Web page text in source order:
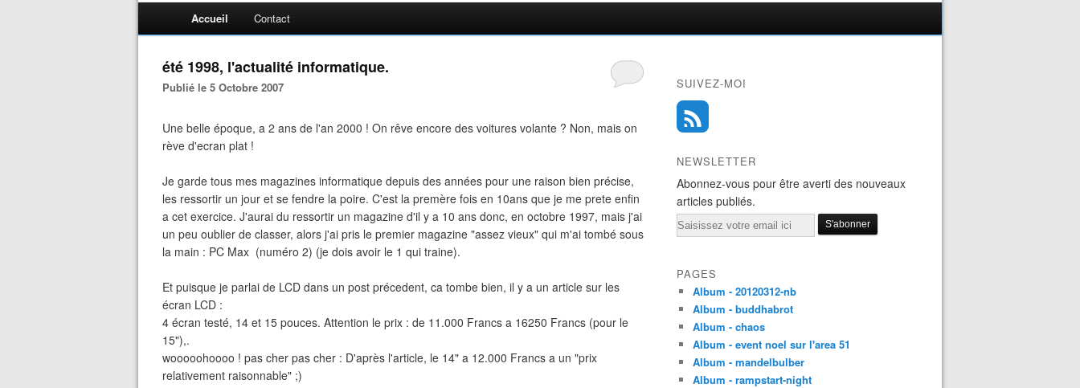
Accueil Contact
été 1998, l'actualité informatique.
Publié le 5 Octobre 2007
Une belle époque, a 2 ans de l'an 2000 ! On rêve encore des voitures volante ? Non, mais on
rève d'ecran plat !
Je garde tous mes magazines informatique depuis des années pour une raison bien précise,
les ressortir un jour et se fendre la poire. C'est la premère fois en 10ans que je me prete enfin
a cet exercice. J'aurai du ressortir un magazine d'il y a 10 ans donc, en octobre 1997, mais j'ai
un peu oublier de classer, alors j'ai pris le premier magazine "assez vieux" qui m'ai tombé sous
la main : PC Max (numéro 2) (je dois avoir le 1 qui traine).
Et puisque je parlai de LCD dans un post précedent, ca tombe bien, il y a un article sur les
écran LCD :
4 écran testé, 14 et 15 pouces. Attention le prix : de 11.000 Francs a 16250 Francs (pour le
15"),.
wooooohoooo ! pas cher pas cher : D'après l'article, le 14" a 12.000 Francs a un "prix
relativement raisonnable" ;)
SUIVEZ-MOI
NEWSLETTER
Abonnez-vous pour être averti des nouveaux
articles publiés.
Email
PAGES
Album - 20120312-nb
Album - buddhabrot
Album - chaos
Album - event noel sur l'area 51
Album - mandelbulber
Album - rampstart-night